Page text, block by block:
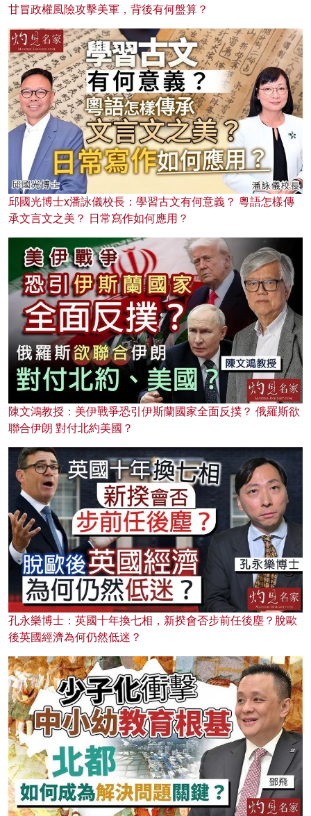
甘冒政權風險攻擊美軍，背後有何盤算？
邱國光博士x潘詠儀校長：學習古文有何意義？ 粵語怎樣傳
承文言文之美？ 日常寫作如何應用？
陳文鴻教授：美伊戰爭恐引伊斯蘭國家全面反撲？ 俄羅斯欲
聯合伊朗 對付北約美國？
孔永樂博士：英國十年換七相，新揆會否步前任後塵？脫歐
後英國經濟為何仍然低迷？